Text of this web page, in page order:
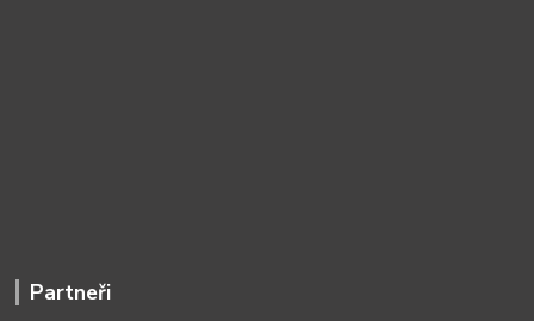
Partneři